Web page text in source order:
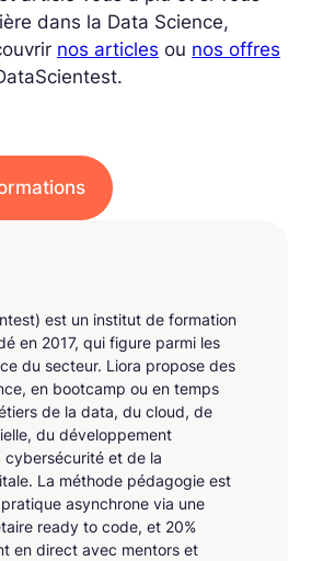
dans la Data Science,
nos articles ou nos offres
est un institut de formation
en 2017, qui figure parmi les
du secteur. Liora propose des
en bootcamp ou en temps
de la data, du cloud, de
du développement
cybersécurité et de la
La méthode pédagogie est
asynchrone via une
ready to code, et 20%
en direct avec mentors et